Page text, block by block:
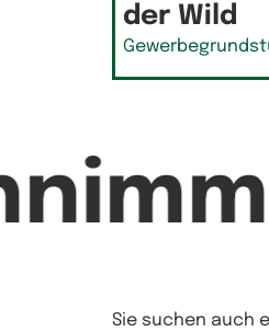
der Wild
Sie suchen auch